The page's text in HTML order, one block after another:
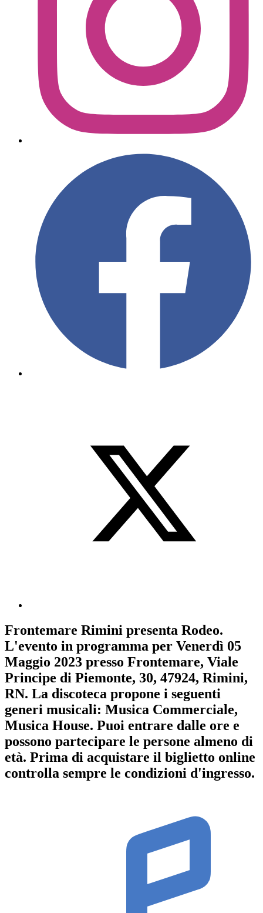
Frontemare Rimini presenta Rodeo.
L'evento in programma per Venerdì 05
Maggio 2023 presso Frontemare, Viale
Principe di Piemonte, 30, 47924, Rimini,
RN. La discoteca propone i seguenti
generi musicali: Musica Commerciale,
Musica House. Puoi entrare dalle ore e
possono partecipare le persone almeno di
età. Prima di acquistare il biglietto online
controlla sempre le condizioni d'ingresso.